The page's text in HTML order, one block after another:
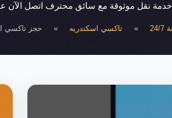
موثوقة مع سائق محترف اتصل الآن على
7
» تاكسي اسكندريه » حجز تاكسي